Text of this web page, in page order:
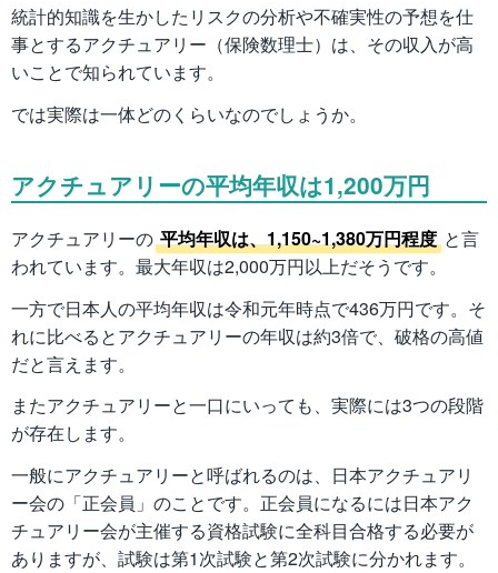
統計的知識を生かしたリスクの分析や不確実性の予想を仕
事とするアクチュアリー（保険数理士）は、その収入が高
いことで知られています。
では実際は一体どのくらいなのでしょうか。
アクチュアリーの平均年収は1,200万円
アクチュアリーの 平均年収は、1,150~1,380万円程度 と言
われています。最大年収は2,000万円以上だそうです。
一方で日本人の平均年収は令和元年時点で436万円です。そ
れに比べるとアクチュアリーの年収は約3倍で、破格の高値
だと言えます。
またアクチュアリーと一口にいっても、実際には3つの段階
が存在します。
一般にアクチュアリーと呼ばれるのは、日本アクチュアリ
ー会の「正会員」のことです。正会員になるには日本アク
チュアリー会が主催する資格試験に全科目合格する必要が
ありますが、試験は第1次試験と第2次試験に分かれます。